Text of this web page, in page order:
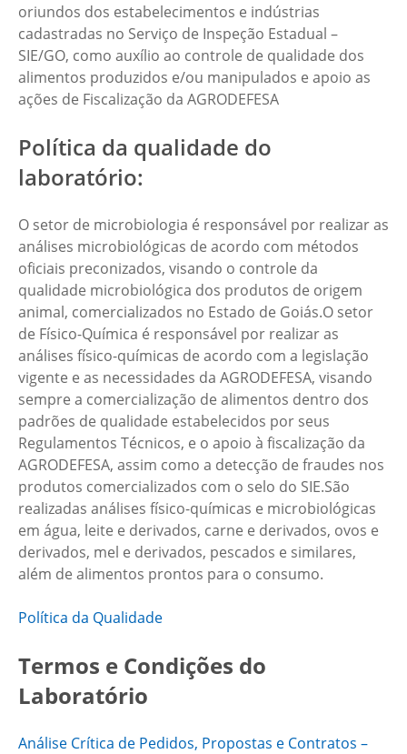
oriundos dos estabelecimentos e indústrias
cadastradas no Serviço de Inspeção Estadual –
SIE/GO, como auxílio ao controle de qualidade dos
alimentos produzidos e/ou manipulados e apoio as
ações de Fiscalização da AGRODEFESA
Política da qualidade do
laboratório:
O setor de microbiologia é responsável por realizar as
análises microbiológicas de acordo com métodos
oficiais preconizados, visando o controle da
qualidade microbiológica dos produtos de origem
animal, comercializados no Estado de Goiás.O setor
de Físico-Química é responsável por realizar as
análises físico-químicas de acordo com a legislação
vigente e as necessidades da AGRODEFESA, visando
sempre a comercialização de alimentos dentro dos
padrões de qualidade estabelecidos por seus
Regulamentos Técnicos, e o apoio à fiscalização da
AGRODEFESA, assim como a detecção de fraudes nos
produtos comercializados com o selo do SIE.São
realizadas análises físico-químicas e microbiológicas
em água, leite e derivados, carne e derivados, ovos e
derivados, mel e derivados, pescados e similares,
além de alimentos prontos para o consumo.
Política da Qualidade
Termos e Condições do
Laboratório
Análise Crítica de Pedidos, Propostas e Contratos –